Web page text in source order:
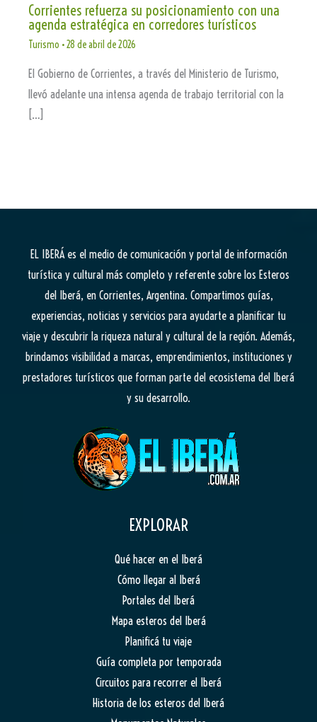
Corrientes refuerza su posicionamiento con una
agenda estratégica en corredores turísticos
Turismo •28 de abril de 2026
El Gobierno de Corrientes, a través del Ministerio de Turismo,
llevó adelante una intensa agenda de trabajo territorial con la
[…]
EL IBERÁes el medio de comunicación y portal de información
turística y cultural más completo y referente sobre los Esteros
del Iberá, en Corrientes, Argentina. Compartimos guías,
experiencias, noticias y servicios para ayudarte a planificar tu
viaje y descubrir la riqueza natural y cultural de la región. Además,
brindamos visibilidad a marcas, emprendimientos, instituciones y
prestadores turísticos que forman parte del ecosistema del Iberá
y su desarrollo.
EXPLORAR
Qué hacer en el Iberá
Cómo llegar al Iberá
Portales del Iberá
Mapa esteros del Iberá
Planificá tu viaje
Guía completa por temporada
Circuitos para recorrer el Iberá
Historia de los esteros del Iberá